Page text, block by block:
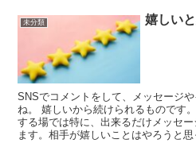
未分類 嬉しいと
SNSでコメントをして、メッセージ
ね。 嬉しいから続けられるものです
する場では特に、出来るだけメッセ
ます。相手が嬉しいことはやろうと